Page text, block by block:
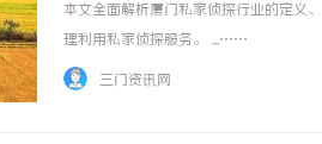
本文全面解析厦门私家侦探行业的定义
理利用私家侦探服务。 ...……
三门资讯网